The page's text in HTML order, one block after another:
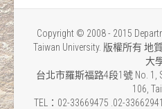
Copyright © 2008 - 2015
Taiwan University. 版權所有
大
台北市羅斯福路4段1號 No. 1,
106,
TEL：02-33669475 .02-